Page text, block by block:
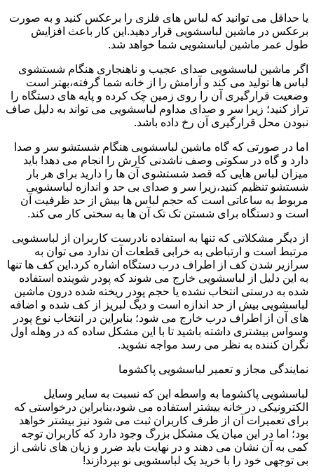
یا حداقل می توانید که لباس های فلزی را برعکس کنید و به صورت
برعکس در ماشین لباسشویی قرار دهید.این کار باعث افزایش
طول عمر ماشین لباسشویی شما خواهد شد.
اگر ماشین لباسشویی صدای عجیب و ناهنجاری هنگام شستشوی
لباس ها تولید می کند و آرامش را از خانه شما گرفته،بهتر است
وضعیت قرارگیری آن را روی زمین چک کرده و پایه های دستگاه را
تراز کنید؛ زیرا سر و صدای مداوم لباسشویی می تواند به دلیل صاف
نبودن محل قرارگیری آن رخ داده باشد.
اما در صورتی که گاه ماشین لباسشویی هنگام شستشو سر و صدا
دارد و گاه در سکوتی وصف ناشدنی کارش را انجام می دهد! باید
میزان لباس هایی که قصد شستشوی آن ها را دارید برای هر بار
شستشو تنظیم کنید،زیرا سر و صدای بی حد و اندازه لباسشویی
مربوط به ساعاتی است که حجم لباس ها بیش از حد ظرفیت آن
است و دستگاه برای شستن تک تک آن ها به سختی کار می کند.
از دیگر مشکلاتی که تنها به استفاده نادرست کاربران از لباسشویی
مرتبط است و ارتباطی به خرابی قطعات آن ندارد می توان به
سرازیر شدن کف از اطراف درب دستگاه اشاره کرد.این کف ها تنها
به این دلیل از لباسشویی خارج می شوند که پودر شوینده استفاده
شده به درستی انتخاب نشده یا حجم پودر ریخته شده درون ماشین
لباسشویی بیش از حد اندازه است و دیگ لبریز از کف شده و اضافه
های آن از اطراف درب خارج می شود؛ بنابراین در انتخاب نوع پودر
وسواس بیشتری داشته باشید تا با این مشکل ساده که در وهله اول
نگران کننده به نظر می رسد مواجه نشوید.
نمایندگی مجاز و تعمیر لباسشویی پاکشوما
لباسشویی پاکشوما به واسطه این که نسبت به سایر وسایل
الکترونیکی در خانه بیشتر استفاده می شود،بنابراین درخواستی که
برای تعمیرات آن از طرف کاربران ثبت می شود نیز بیشتر خواهد
بود؛ اما در این میان یک مشکل بزرگ وجود دارد که کاربران توجه
کمی به آن نشان می دهند و در نهایت باید ضرر و زیان های ناشی از
بی توجهی خود را با خرید یک لباسشویی نو بپردازند!